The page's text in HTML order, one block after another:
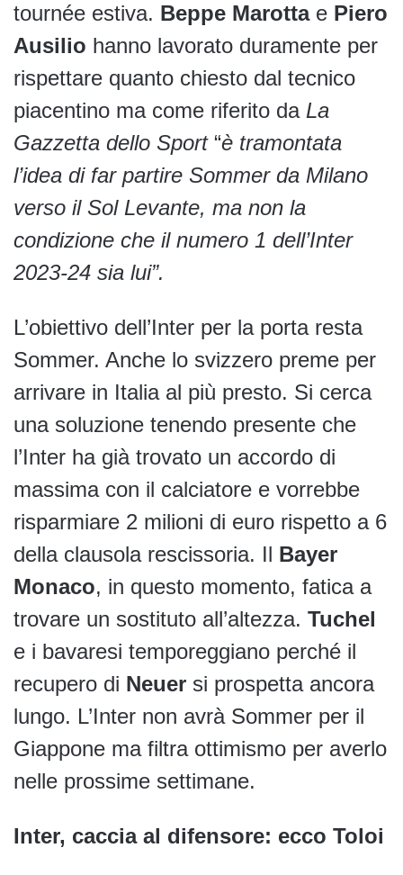
tournée estiva. Beppe Marotta e Piero
Ausilio hanno lavorato duramente per
rispettare quanto chiesto dal tecnico
piacentino ma come riferito da La
Gazzetta dello Sport“è tramontata
l’idea di far partire Sommer da Milano
verso il Sol Levante, ma non la
condizione che il numero 1 dell’Inter
2023-24 sia lui”.
L’obiettivo dell’Inter per la porta resta
Sommer. Anche lo svizzero preme per
arrivare in Italia al più presto. Si cerca
una soluzione tenendo presente che
l’Inter ha già trovato un accordo di
massima con il calciatore e vorrebbe
risparmiare 2 milioni di euro rispetto a 6
della clausola rescissoria. Il Bayer
Monaco, in questo momento, fatica a
trovare un sostituto all’altezza. Tuchel
e i bavaresi temporeggiano perché il
recupero di Neuer si prospetta ancora
lungo. L’Inter non avrà Sommer per il
Giappone ma filtra ottimismo per averlo
nelle prossime settimane.
Inter, caccia al difensore: ecco Toloi